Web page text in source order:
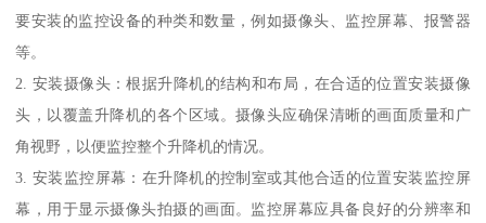
要安装的监控设备的种类和数量，例如摄像头、监控屏幕、报警器
等。
2. 安装摄像头：根据升降机的结构和布局，在合适的位置安装摄像
头，以覆盖升降机的各个区域。摄像头应确保清晰的画面质量和广
角视野，以便监控整个升降机的情况。
3. 安装监控屏幕：在升降机的控制室或其他合适的位置安装监控屏
幕，用于显示摄像头拍摄的画面。监控屏幕应具备良好的分辨率和